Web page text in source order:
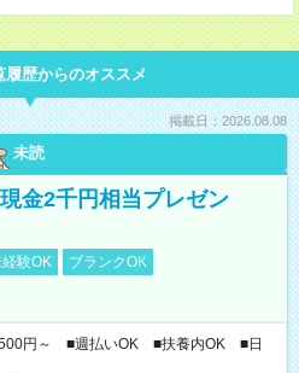
履歴からのオススメ
掲載日：2026.08.08
未読
金2千円相当プレゼン
験OK
ブランクOK
円～ ■週払いOK ■扶養内OK ■日